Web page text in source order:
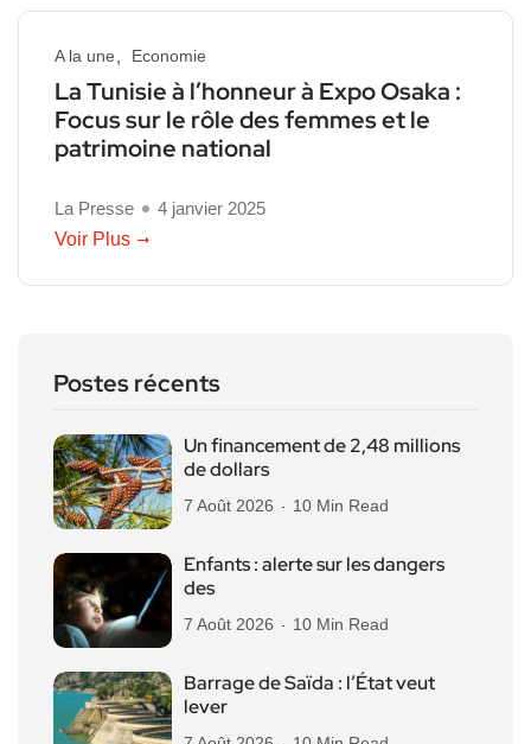
A la une Economie
La Tunisie à l’honneur à Expo Osaka :
Focus sur le rôle des femmes et le
patrimoine national
La Presse
4 janvier 2025
Voir Plus
Postes récents
Un financement de 2,48 millions
de dollars
7 Août 2026 10 Min Read
Enfants : alerte sur les dangers
des
7 Août 2026 10 Min Read
Barrage de Saïda : l’État veut
lever